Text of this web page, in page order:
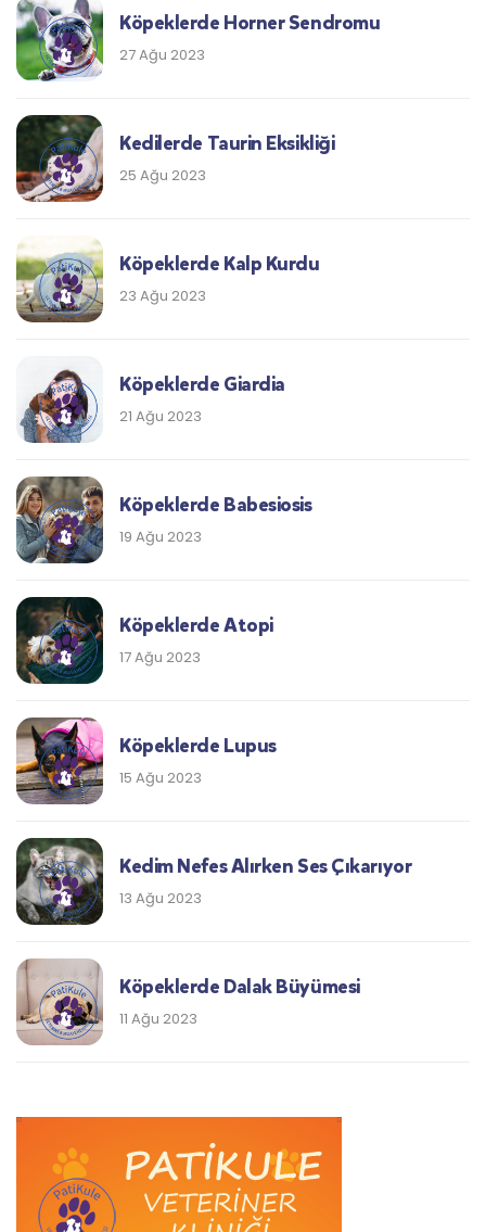
Köpeklerde Horner Sendromu
27 Ağu 2023
Kedilerde Taurin Eksikliği
25 Ağu 2023
Köpeklerde Kalp Kurdu
23 Ağu 2023
Köpeklerde Giardia
21 Ağu 2023
Köpeklerde Babesiosis
19 Ağu 2023
Köpeklerde Atopi
17 Ağu 2023
Köpeklerde Lupus
15 Ağu 2023
Kedim Nefes Alırken Ses Çıkarıyor
13 Ağu 2023
Köpeklerde Dalak Büyümesi
11 Ağu 2023